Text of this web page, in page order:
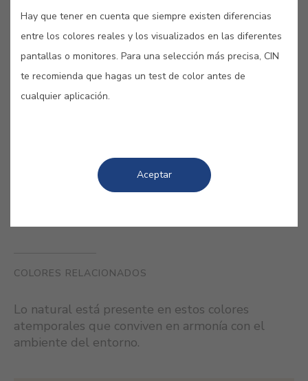
MARFIL DORADO #A271
Color equilibrado entre los ocres,
COLORES RELACIONADOS
Lo natural está presente en estos colores
atemporales que conviven en armonía con el
ambiente del entorno.
Hay que tener en cuenta que siempre existen diferencias
entre los colores reales y los visualizados en las diferentes
pantallas o monitores. Para una selección más precisa, CIN
te recomienda que hagas un test de color antes de
cualquier aplicación.
Aceptar